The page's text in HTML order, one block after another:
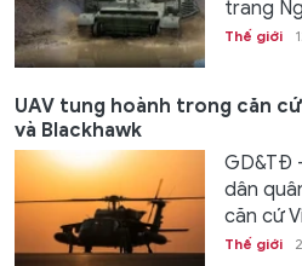
trang
Thế giới
UAV tung hoành trong căn
và Blackhawk
GD&TĐ
dân
căn cứ
Thế giới